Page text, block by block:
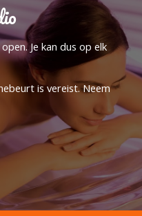
Je kan dus op elk
is vereist. Neem